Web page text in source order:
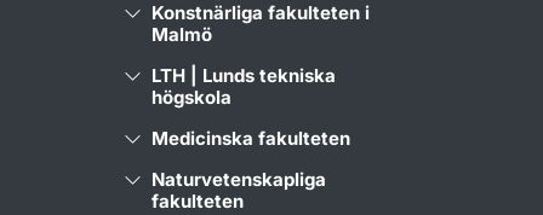
Konstnärliga fakulteten i
Malmö
LTH | Lunds tekniska
högskola
Medicinska fakulteten
Naturvetenskapliga
fakulteten